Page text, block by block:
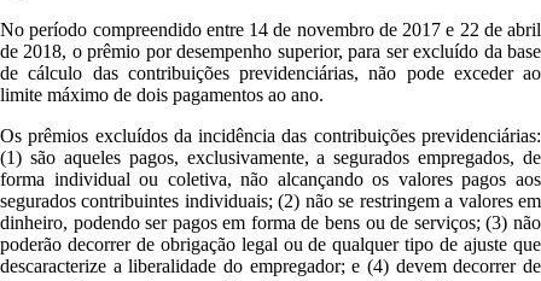
No período compreendido entre 14 de novembro de 2017 e 22 de abril
de 2018, o prêmio por desempenho superior, para ser excluído da base
de cálculo das contribuições previdenciárias, não pode exceder ao
limite máximo de dois pagamentos ao ano.
Os prêmios excluídos da incidência das contribuições previdenciárias:
(1) são aqueles pagos, exclusivamente, a segurados empregados, de
forma individual ou coletiva, não alcançando os valores pagos aos
segurados contribuintes individuais; (2) não se restringem a valores em
dinheiro, podendo ser pagos em forma de bens ou de serviços; (3) não
poderão decorrer de obrigação legal ou de qualquer tipo de ajuste que
descaracterize a liberalidade do empregador; e (4) devem decorrer de